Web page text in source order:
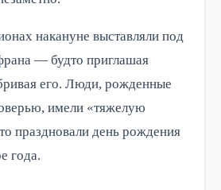
накануне выставляли под
— будто приглашая
его. Люди, рожденные
имели «тяжелую
праздновали день рождения
года.